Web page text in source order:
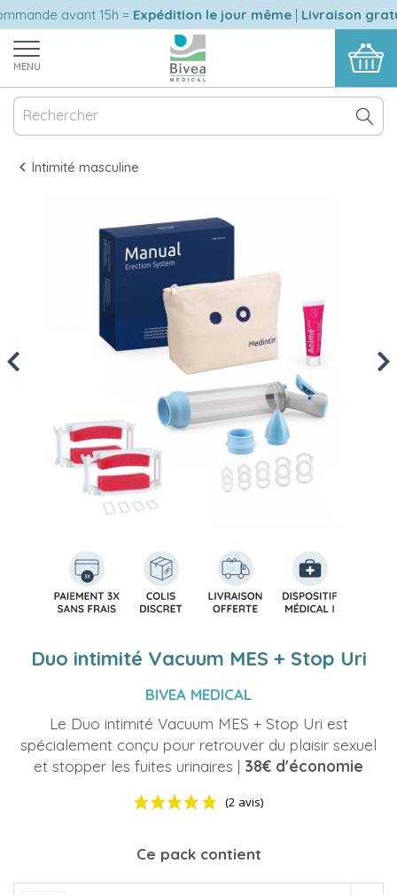
avant 15h = Expédition le jour même|Livraison
MENU
Intimité masculine
Previous
Duo intimité Vacuum MES + Stop Uri
BIVEA MEDICAL
Le Duo intimité Vacuum MES + Stop Uri est
spécialement conçu pour retrouver du plaisir sexuel
et stopper les fuites urinaires | 38€ d'économie
Ce pack contient